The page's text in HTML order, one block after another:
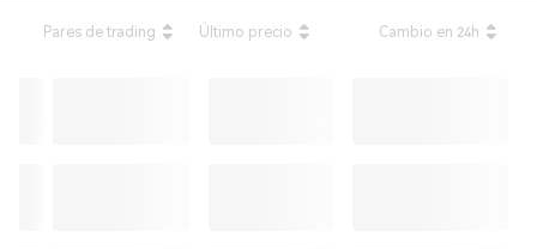
Pares de trading 
 Último precio 
 Cambio en 24h 
